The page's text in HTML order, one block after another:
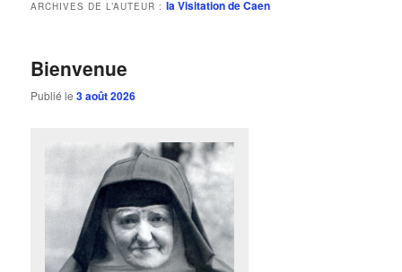
ARCHIVES DE L’AUTEUR : la Visitation de Caen
Bienvenue
Publié le3 août 2026